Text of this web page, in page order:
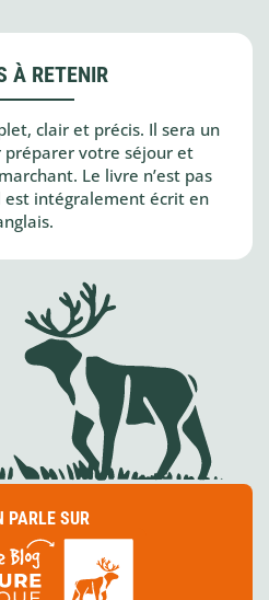
À RETENIR
clair et précis. Il sera un
votre séjour et
Le livre n’est pas
intégralement écrit en
PARLE SUR